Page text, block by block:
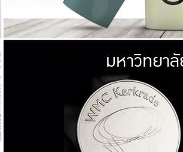
งคม
มกินดีอยู่ดี
ย่างยั่งยืน
ภาพกว้าง
าจุดเล็กๆ
แล
มหาวิทยา